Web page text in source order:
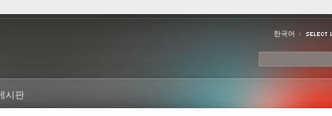
한국어
시판